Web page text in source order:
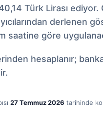
Türk Lirası
derlenen
saatine göre
hesaplanır;
27 Temmuz 2026 tarihinde